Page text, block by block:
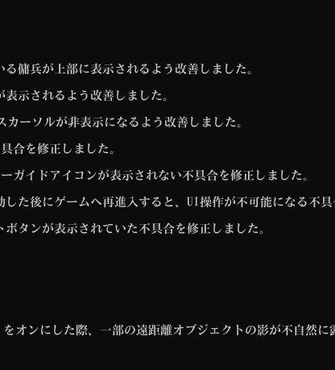
傭兵が上部に表示されるよう改善しました。
示されるよう改善しました。
ーソルが非表示になるよう改善しました。
合を修正しました。
ガイドアイコンが表示されない不具合を修正しました。
た後にゲームへ再進入すると、UI操作が不可能になる不具
タンが表示されていた不具合を修正しました。
ンにした際、一部の遠距離オブジェクトの影が不自然に